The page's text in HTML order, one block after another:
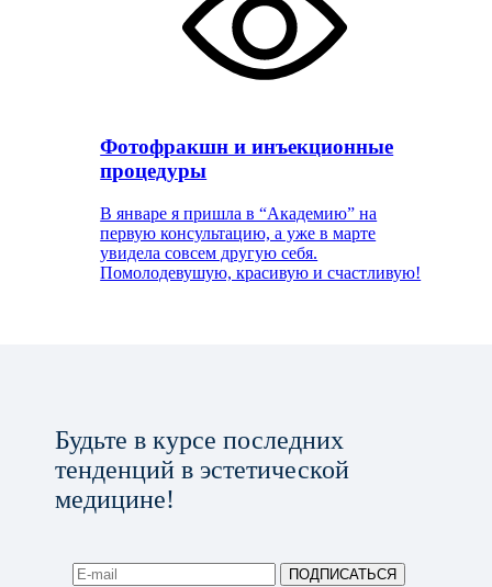
Фотофракшн и инъекционные
процедуры
В январе я пришла в “Академию” на
первую консультацию, а уже в марте
увидела совсем другую себя.
Помолодевушую, красивую и счастливую!
Будьте в курсе последних
тенденций в эстетической
медицине!
ПОДПИСАТЬСЯ